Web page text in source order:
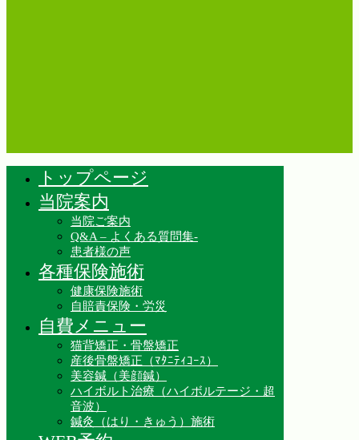
トップページ
当院案内
当院ご案内
Q&A – よくある質問集-
患者様の声
各種保険施術
健康保険施術
自賠責保険・労災
自費メニュー
猫背矯正・骨盤矯正
産後骨盤矯正（ﾏﾀﾆﾃｨｺｰｽ）
美容鍼（美顔鍼）
ハイボルト治療（ハイボルテージ・超
音波）
鍼灸（はり・きゅう）施術